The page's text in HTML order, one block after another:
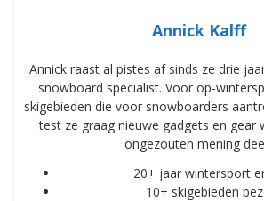
Annick Kalff
Annick raast al pistes af sinds ze drie
snowboard specialist. Voor op-
skigebieden die voor snowboarders
test ze graag nieuwe gadgets en gear
ongezouten mening
20+ jaar wintersport
10+ skigebieden